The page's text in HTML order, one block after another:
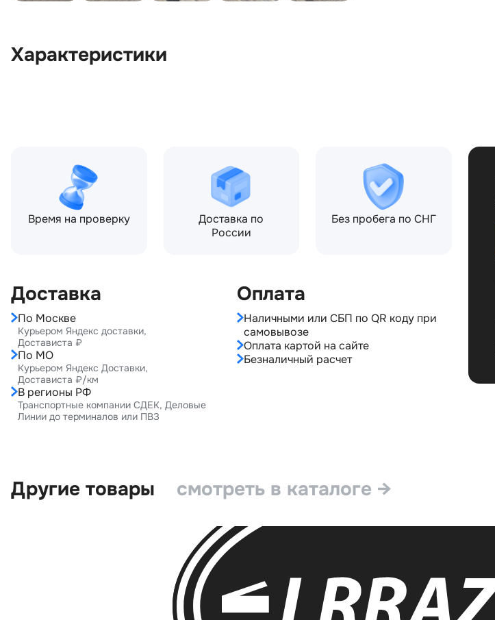
Характеристики
Время на проверку
Доставка по
России
Без пробега по СНГ
Доставка
По Москве
Курьером Яндекс доставки,
Достависта ₽
По МО
Курьером Яндекс Доставки,
Достависта ₽/км
В регионы РФ
Транспортные компании СДЕК, Деловые
Линии до терминалов или ПВЗ
Оплата
Наличными или СБП по QR коду при
самовывозе
Оплата картой на сайте
Безналичный расчет
Другие товары смотреть в каталоге →